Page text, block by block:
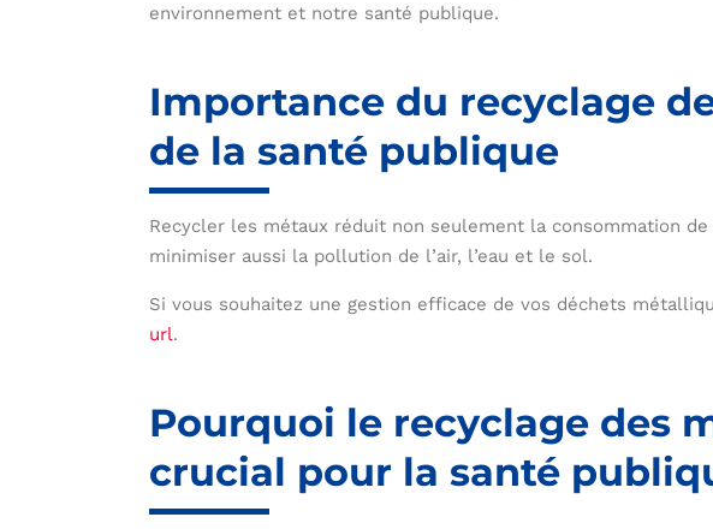
environnement et notre santé publique.
Importance du recyclage
de la santé publique
Recycler les métaux réduit non seulement la consommation
minimiser aussi la pollution de l’air, l’eau et le sol.
Si vous souhaitez une gestion efficace de vos déchets
url.
Pourquoi le recyclage des
crucial pour la santé